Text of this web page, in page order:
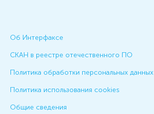
Об Интерфаксе
СКАН в реестре отечественного ПО
Политика обработки персональных данных
Политика использования cookies
Общие сведения